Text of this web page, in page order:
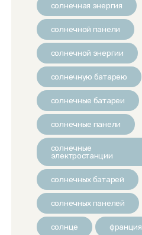
солнечная энергия
солнечной панели
солнечной энергии
солнечную батарею
солнечные батареи
солнечные панели
солнечные
электростанции
солнечных батарей
солнечных панелей
солнце франция